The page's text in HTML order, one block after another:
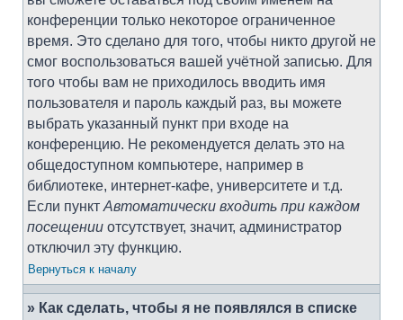
конференции только некоторое ограниченное
время. Это сделано для того, чтобы никто другой не
смог воспользоваться вашей учётной записью. Для
того чтобы вам не приходилось вводить имя
пользователя и пароль каждый раз, вы можете
выбрать указанный пункт при входе на
конференцию. Не рекомендуется делать это на
общедоступном компьютере, например в
библиотеке, интернет-кафе, университете и т.д.
Если пункт Автоматически входить при каждом
посещении отсутствует, значит, администратор
отключил эту функцию.
Вернуться к началу
» Как сделать, чтобы я не появлялся в списке